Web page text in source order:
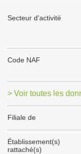
Secteur d'activité
Code NAF
> Voir toutes les
Filiale de
Établissement(s)
rattaché(s)